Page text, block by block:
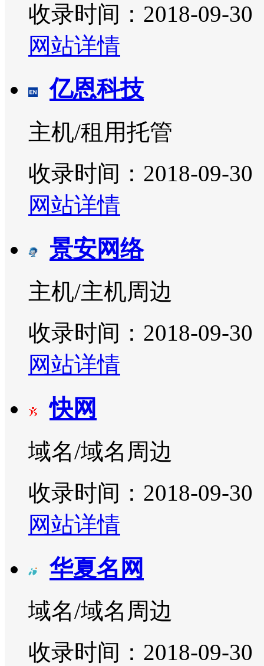
收录时间：2018-09-30
网站详情
亿恩科技
主机/租用托管
收录时间：2018-09-30
网站详情
景安网络
主机/主机周边
收录时间：2018-09-30
网站详情
快网
域名/域名周边
收录时间：2018-09-30
网站详情
华夏名网
域名/域名周边
收录时间：2018-09-30